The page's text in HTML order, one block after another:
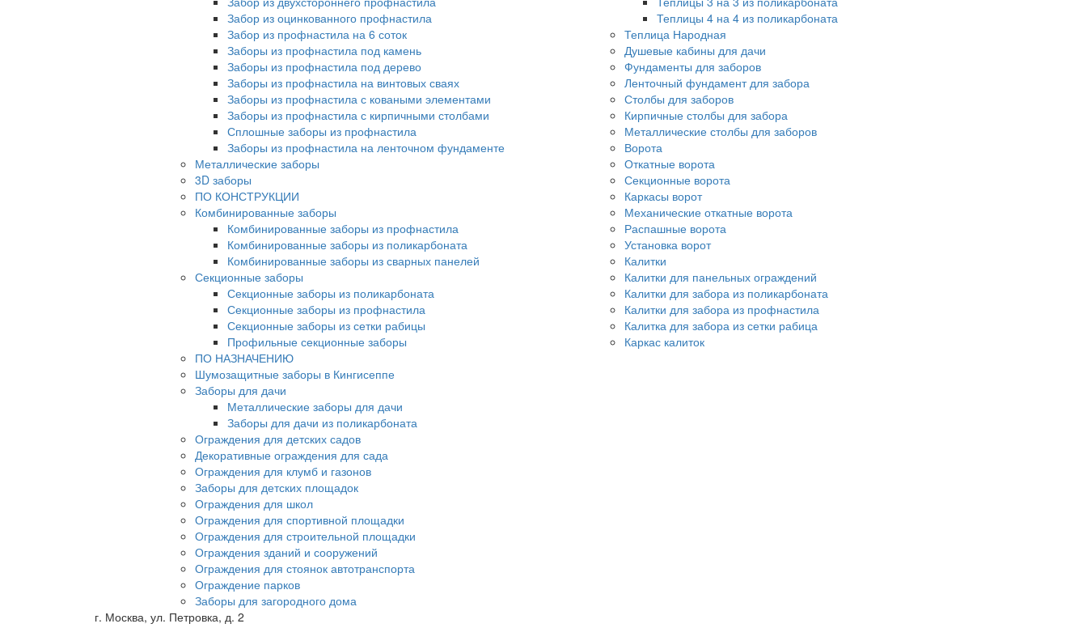
Забор из оцинкованного профнастила
Забор из профнастила на 6 соток
Заборы из профнастила под камень
Заборы из профнастила под дерево
Заборы из профнастила на винтовых сваях
Заборы из профнастила с коваными элементами
Заборы из профнастила с кирпичными столбами
Сплошные заборы из профнастила
Заборы из профнастила на ленточном фундаменте
Металлические заборы
3D заборы
ПО КОНСТРУКЦИИ
Комбинированные заборы
Комбинированные заборы из профнастила
Комбинированные заборы из поликарбоната
Комбинированные заборы из сварных панелей
Секционные заборы
Секционные заборы из поликарбоната
Секционные заборы из профнастила
Секционные заборы из сетки рабицы
Профильные секционные заборы
ПО НАЗНАЧЕНИЮ
Шумозащитные заборы в Кингисеппе
Заборы для дачи
Металлические заборы для дачи
Заборы для дачи из поликарбоната
Ограждения для детских садов
Декоративные ограждения для сада
Ограждения для клумб и газонов
Заборы для детских площадок
Ограждения для школ
Ограждения для спортивной площадки
Ограждения для строительной площадки
Ограждения зданий и сооружений
Ограждения для стоянок автотранспорта
Ограждение парков
Заборы для загородного дома
Теплицы 4 на 4 из поликарбоната
Теплица Народная
Душевые кабины для дачи
Фундаменты для заборов
Ленточный фундамент для забора
Столбы для заборов
Кирпичные столбы для забора
Металлические столбы для заборов
Ворота
Откатные ворота
Секционные ворота
Каркасы ворот
Механические откатные ворота
Распашные ворота
Установка ворот
Калитки
Калитки для панельных ограждений
Калитки для забора из поликарбоната
Калитки для забора из профнастила
Калитка для забора из сетки рабица
Каркас калиток
г. Москва, ул. Петровка, д. 2